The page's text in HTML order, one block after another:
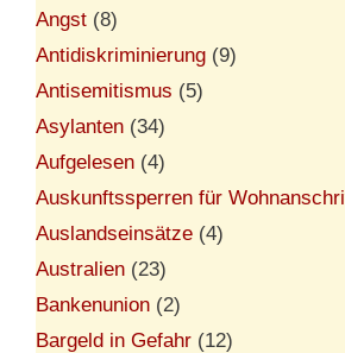
Angst (8)
Antidiskriminierung (9)
Antisemitismus (5)
Asylanten (34)
Aufgelesen (4)
Auskunftssperren für
Auslandseinsätze (4)
Australien (23)
Bankenunion (2)
Bargeld in Gefahr (12)